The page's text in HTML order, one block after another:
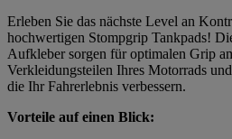
Erleben Sie das nächste Level an
hochwertigen Stompgrip Tankpads!
Aufkleber sorgen für optimalen Grip
Verkleidungsteilen Ihres Motorrads
die Ihr Fahrerlebnis verbessern.
Vorteile auf einen Blick: